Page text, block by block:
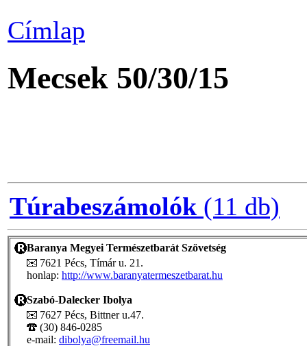
Címlap
Mecsek 50/30/15
Túrabeszámolók (11 db)
Baranya Megyei Természetbarát Szövetség
7621 Pécs, Tímár u. 21.
honlap: http://www.baranyatermeszetbarat.hu
Szabó-Dalecker Ibolya
7627 Pécs, Bittner u.47.
(30) 846-0285
e-mail: dibolya@freemail.hu